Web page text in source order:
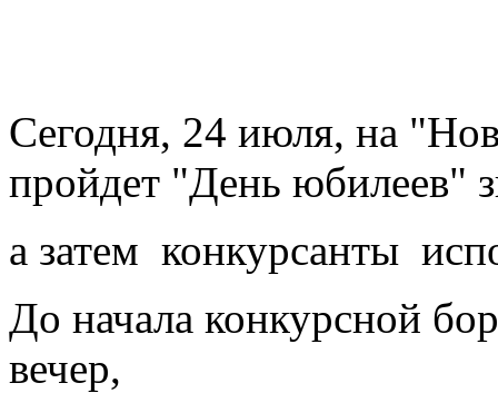
Сегодня, 24 июля, на
пройдет "День юбилеев"
а затем конкурсанты
До начала конкурсной
вечер,